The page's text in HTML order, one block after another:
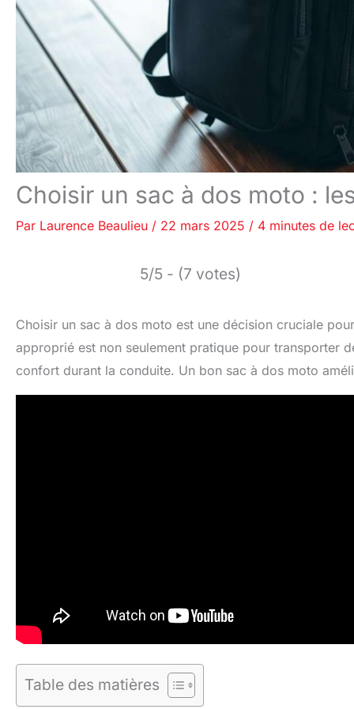
Choisir un sac à dos moto :
Par Laurence Beaulieu / 22 mars 2025 / 4 minutes de
5/5 - (7 votes)
Choisir un sac à dos moto est une décision cruciale
approprié est non seulement pratique pour transporter
confort durant la conduite. Un bon sac à dos moto
Table des matières